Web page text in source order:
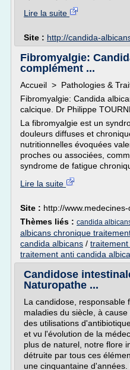
Lire la suite
Site : http://candida-
Fibromyalgie:
complément ...
Accueil > Pathologies &
Fibromyalgie: Candida
calcique. Dr Philippe
La fibromyalgie est un
douleurs diffuses et
nutritionnelles évoquées
proches ou associées,
syndrome de fatigue
Lire la suite
Site : http://
Thèmes liés : candida
albicans chronique
candida albicans /
traitement anti candida
Candidose
Naturopathe ...
La candidose, responsable
maladies du siècle, à
des utilisations
et vu l'évolution de la
plus de naturel, notre flore
détruite par tous ces
une cinquantaine d'années.